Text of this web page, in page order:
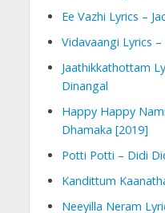
Ee Vazhi Lyrics –
Vidavaangi Lyrics –
Jaathikkathottam
Dinangal
Happy Happy
Dhamaka [2019]
Potti Potti – Didi
Kandittum
Neeyilla Neram